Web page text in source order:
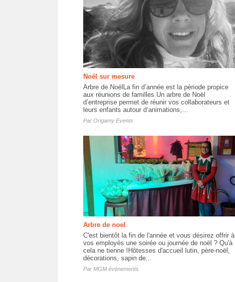
Noël sur mesure
Arbre de NoëlLa fin d’année est la période propice
aux réunions de familles.Un arbre de Noël
d’entreprise permet de réunir vos collaborateurs et
leurs enfants autour d’animations,...
Par Origamy Events
Arbre de noel
C'est bientôt la fin de l'année et vous désirez offrir à
vos employés une soirée ou journée de noël ? Qu'à
cela ne tienne !Hôtesses d'accueil lutin, père-noël,
décorations, sapin de...
Par MGM événements